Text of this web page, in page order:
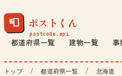
📮 ポストくん
都道府県一覧 建物一覧 事
トップ 都道府県一覧 北海道